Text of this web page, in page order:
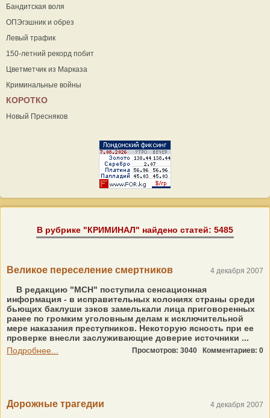
Бандитская воля
ОПЭгэшник и обрез
Левый трафик
150-летний рекорд побит
Цветметчик из Марказа
Криминальные войны
КОРОТКО
Новый Пресняков
В рубрике "КРИМИНАЛ" найдено статей: 5485
Великое переселение смертников 4 декабря 2007
В редакцию "МСН" поступила сенсационная
информация - в исправительных колониях страны среди
бьющих баклуши зэков замелькали лица приговоренных
ранее по громким уголовным делам к исключительной
мере наказания преступников. Некоторую ясность при ее
проверке внесли заслуживающие доверие источники ...
Подробнее...
Просмотров: 3040 Комментариев: 0
Дорожные трагедии 4 декабря 2007